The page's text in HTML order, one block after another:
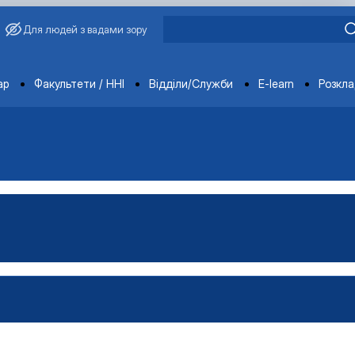
Для людей з вадами зору
Факультети / ННІ Відділи/Служби E-learn